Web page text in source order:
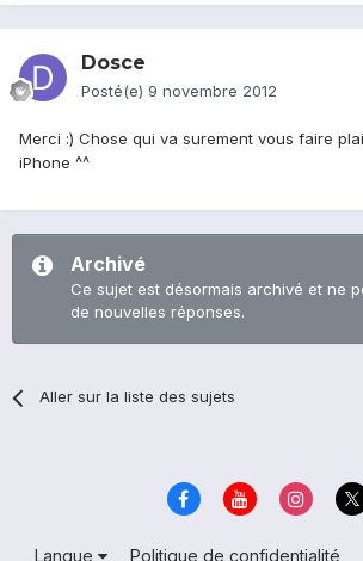
Dosce
Posté(e) 9 novembre 2012
Merci :) Chose qui va surement vous faire
iPhone ^^
Archivé
Ce sujet est désormais archivé et ne
de nouvelles réponses.
Aller sur la liste des sujets
Langue Politique de confidentialité